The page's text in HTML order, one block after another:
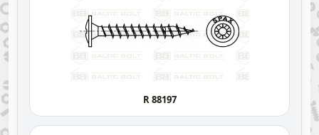
R 88197